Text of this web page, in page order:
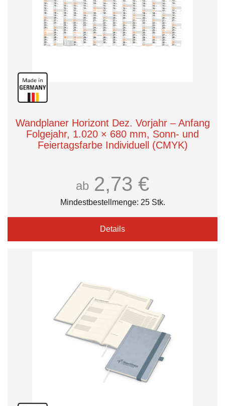
Wandplaner Horizont Dez. Vorjahr – Anfang
Folgejahr, 1.020 × 680 mm, Sonn- und
Feiertagsfarbe Individuell (CMYK)
ab 2,73 €
Mindestbestellmenge: 25 Stk.
Details